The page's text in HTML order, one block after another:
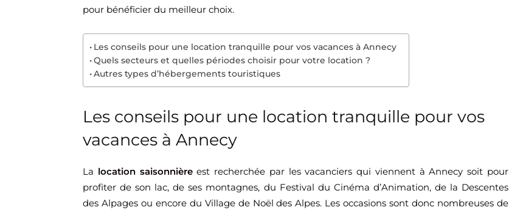
pour bénéficier du meilleur choix.
Les conseils pour une location tranquille pour vos vacances à Annecy
Quels secteurs et quelles périodes choisir pour votre location ?
Autres types d’hébergements touristiques
Les conseils pour une location tranquille pour vos
vacances à Annecy
La location saisonnièreest recherchée par les vacanciers qui viennent à Annecy soit pour
profiter de son lac, de ses montagnes, du Festival du Cinéma d’Animation, de la Descentes
des Alpages ou encore du Village de Noël des Alpes. Les occasions sont donc nombreuses de